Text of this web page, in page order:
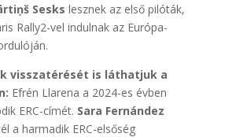
Sesks lesznek az első pilóták,
Rally2-vel indulnak az Európa-
visszatérését is láthatjuk a
Efrén Llarena a 2024-es évben
ERC-címét. Sara Fernández
a harmadik ERC-elsőség